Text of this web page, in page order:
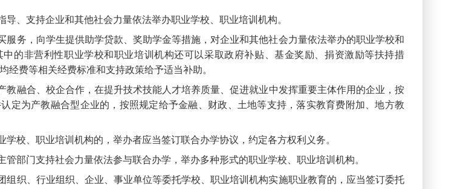
、支持企业和其他社会力量依法举办职业学校、职业培训机构。
服务，向学生提供助学贷款、奖助学金等措施，对企业和其他社会力量依法举办的职业学校和
的非营利性职业学校和职业培训机构还可以采取政府补贴、基金奖励、捐资激励等扶持措
经费等相关经费标准和支持政策给予适当补助。
教融合、校企合作，在提升技术技能人才培养质量、促进就业中发挥重要主体作用的企业，按
定为产教融合型企业的，按照规定给予金融、财政、土地等支持，落实教育费附加、地方教
校、职业培训机构的，举办者应当签订联合办学协议，约定各方权利义务。
管部门支持社会力量依法参与联合办学，举办多种形式的职业学校、职业培训机构。
组织、行业组织、企业、事业单位等委托学校、职业培训机构实施职业教育的，应当签订委托